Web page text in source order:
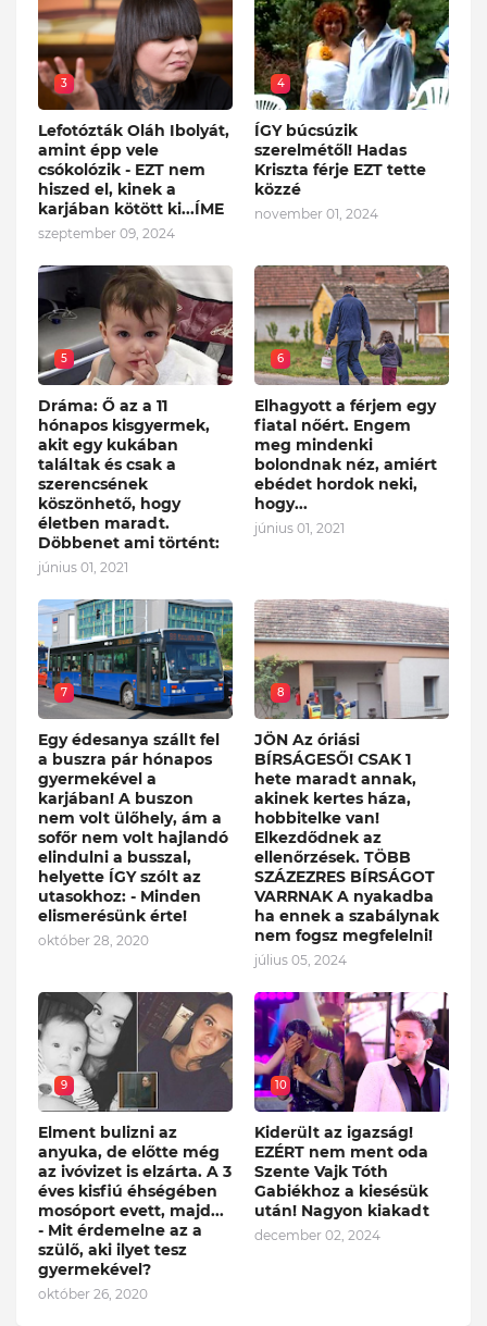
3
Lefotózták Oláh Ibolyát,
amint épp vele
csókolózik - EZT nem
hiszed el, kinek a
karjában kötött ki...ÍME
szeptember 09, 2024
4
ÍGY búcsúzik
szerelmétől! Hadas
Kriszta férje EZT tette
közzé
november 01, 2024
5
Dráma: Ő az a 11
hónapos kisgyermek,
akit egy kukában
találtak és csak a
szerencsének
köszönhető, hogy
életben maradt.
Döbbenet ami történt:
június 01, 2021
6
Elhagyott a férjem egy
fiatal nőért. Engem
meg mindenki
bolondnak néz, amiért
ebédet hordok neki,
hogy...
június 01, 2021
7
Egy édesanya szállt fel
a buszra pár hónapos
gyermekével a
karjában! A buszon
nem volt ülőhely, ám a
sofőr nem volt hajlandó
elindulni a busszal,
helyette ÍGY szólt az
utasokhoz: - Minden
elismerésünk érte!
október 28, 2020
8
JÖN Az óriási
BÍRSÁGESŐ! CSAK 1
hete maradt annak,
akinek kertes háza,
hobbitelke van!
Elkezdődnek az
ellenőrzések. TÖBB
SZÁZEZRES BÍRSÁGOT
VARRNAK A nyakadba
ha ennek a szabálynak
nem fogsz megfelelni!
július 05, 2024
9
Elment bulizni az
anyuka, de előtte még
az ivóvizet is elzárta. A 3
éves kisfiú éhségében
mosóport evett, majd...
- Mit érdemelne az a
szülő, aki ilyet tesz
gyermekével?
október 26, 2020
10
Kiderült az igazság!
EZÉRT nem ment oda
Szente Vajk Tóth
Gabiékhoz a kiesésük
után! Nagyon kiakadt
december 02, 2024